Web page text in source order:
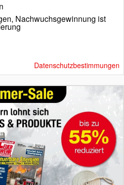
Nachwuchsgewinnung ist
Datenschutzbestimmungen